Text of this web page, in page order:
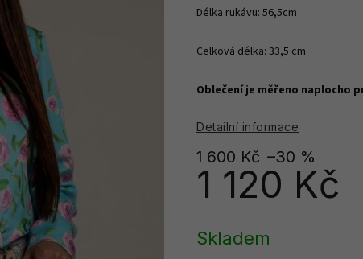
1 600 Kč –30 %
1 120 Kč
cena:
Skladem
Délka rukávu: 56,5cm
Celková délka: 33,5 cm
Oblečení je měřeno naplocho
Detailní informace